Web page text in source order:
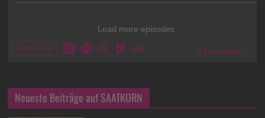
Neueste Beiträge auf SAATKORN